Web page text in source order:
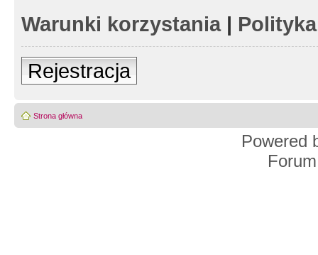
Warunki korzystania|
Rejestracja
Strona główna
Powered